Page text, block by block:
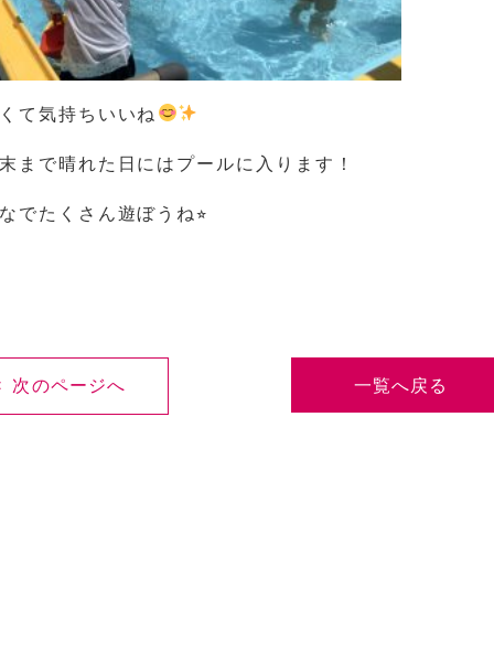
て気持ちいいね
まで晴れた日にはプールに入ります！
でたくさん遊ぼうね⭐︎
次のページへ 一覧へ戻る